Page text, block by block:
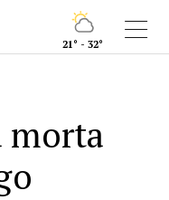
21° - 32°
morta